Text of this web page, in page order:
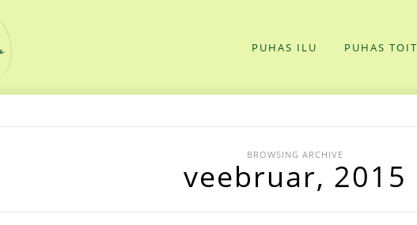
PUHAS ILU PUHAS TOIT
BROWSING ARCHIVE
veebruar, 2015